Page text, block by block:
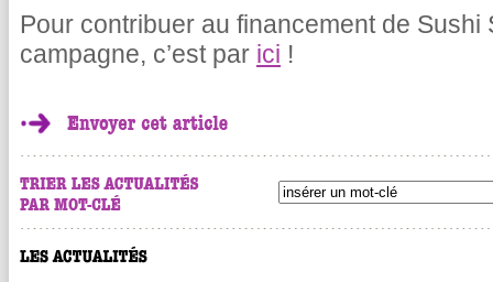
Pour contribuer au financement de Sushi
campagne, c’est par ici !